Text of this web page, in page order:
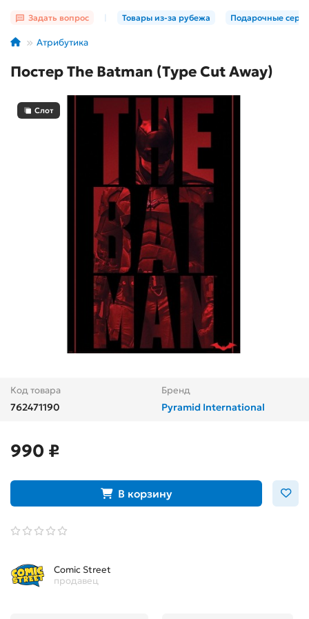
Задать вопрос Товары из-за рубежа Подарочные
Атрибутика
Постер The Batman (Type Cut Away)
Слот
Код товара
762471190
Бренд
Pyramid International
990 ₽
В корзину
Comic Street
продавец